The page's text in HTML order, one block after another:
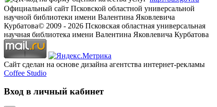
Официальный сайт Псковской областной универсальной
научной библиотеки имени Валентина Яковлевича
Курбатова© 2009 - 2026 Псковская областная универсальная
научная библиотека имени Валентина Яковлевича Курбатова
Сайт сделан на основе дизайна агентства интернет-рекламы
Coffee Studio
Вход в личный кабинет